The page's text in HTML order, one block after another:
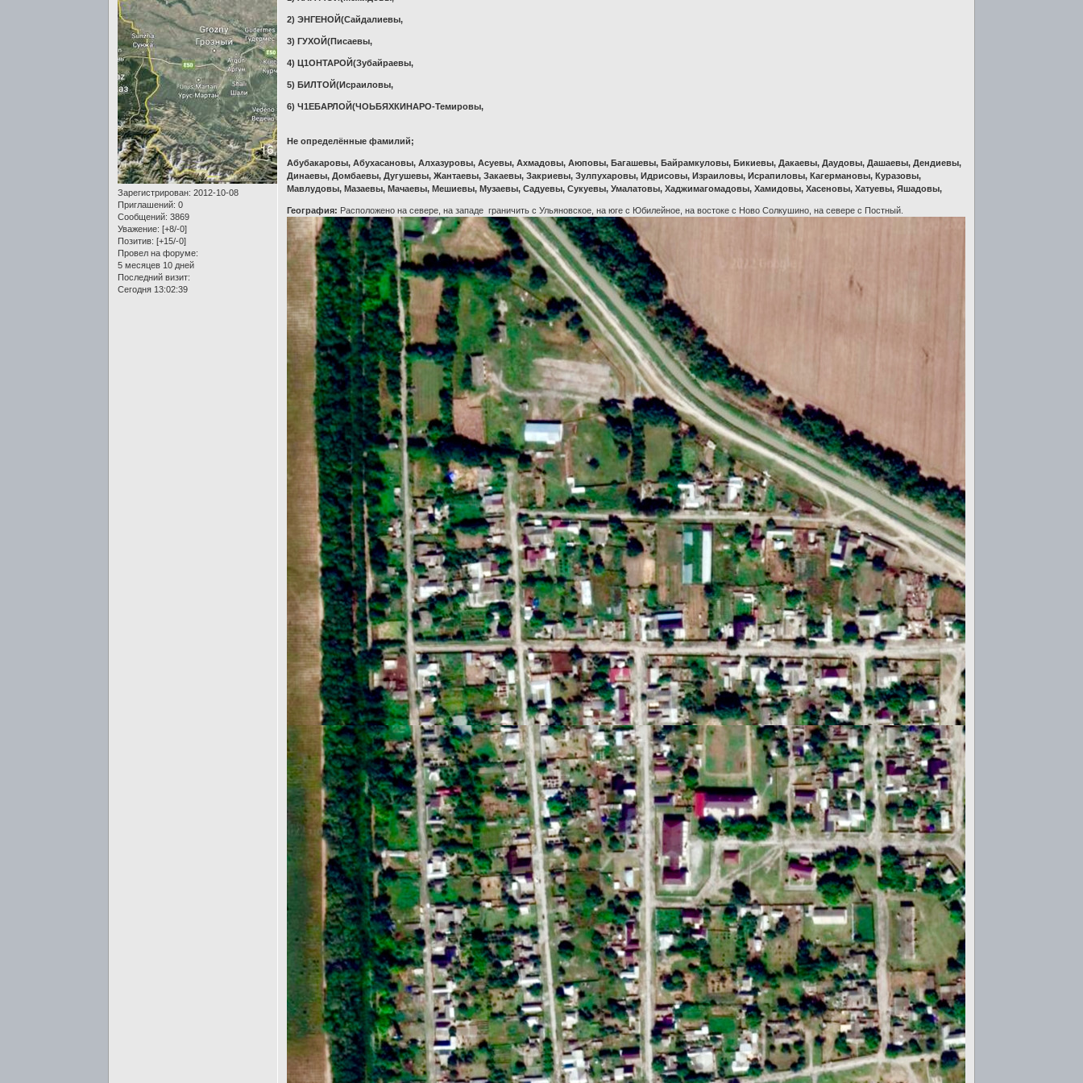
Зарегистрирован: 2012-10-08
Приглашений: 0
Сообщений: 3869
Уважение: [+8/-0]
Позитив: [+15/-0]
Провел на форуме:
5 месяцев 10 дней
Последний визит:
Сегодня 13:02:39
2) ЭНГЕНОЙ(Сайдалиевы,
3) ГУХОЙ(Писаевы,
4) Ц1ОНТАРОЙ(Зубайраевы,
5) БИЛТОЙ(Исраиловы,
6) Ч1ЕБАРЛОЙ(ЧОЬБЯХКИНАРО-Темировы,
Не определённые фамилий;
Абубакаровы, Абухасановы, Алхазуровы, Асуевы, Ахмадовы, Аюповы, Багашевы, Байрамкуловы, Бикиевы, Дакаевы, Даудовы, Дашаевы, Дендиевы,
Динаевы, Домбаевы, Дугушевы, Жантаевы, Закаевы, Закриевы, Зулпухаровы, Идрисовы, Израиловы, Исрапиловы, Кагермановы, Куразовы,
Мавлудовы, Мазаевы, Мачаевы, Мешиевы, Музаевы, Садуевы, Сукуевы, Умалатовы, Хаджимагомадовы, Хамидовы, Хасеновы, Хатуевы, Яшадовы,
География: Расположено на севере, на западе граничить с Ульяновское, на юге с Юбилейное, на востоке с Ново Солкушино, на севере с Постный.